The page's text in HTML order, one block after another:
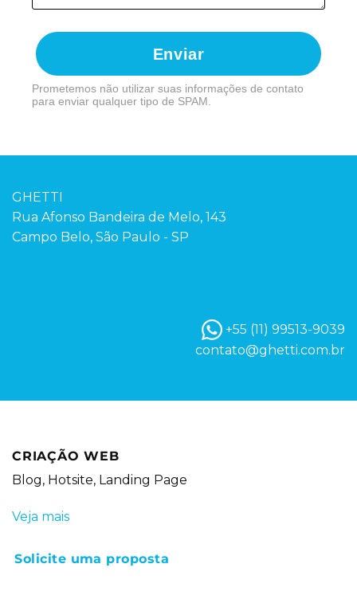
Enviar
Prometemos não utilizar suas informações de contato
para enviar qualquer tipo de SPAM.
GHETTI
Rua Afonso Bandeira de Melo, 143
Campo Belo, São Paulo - SP
+55 (11) 99513-9039
contato@ghetti.com.br
CRIAÇÃO WEB
Blog, Hotsite, Landing Page
Veja mais
Solicite uma proposta